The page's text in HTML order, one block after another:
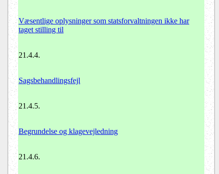
Væsentlige oplysninger som statsforvaltningen ikke har
taget stilling til
21.4.4.
Sagsbehandlingsfejl
21.4.5.
Begrundelse og klagevejledning
21.4.6.